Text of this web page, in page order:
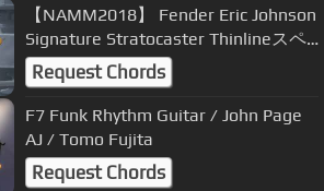
【NAMM2018】 Fender Eric Johnson
Signature Stratocaster Thinlineスペ
シャル・デモンストレーション by
TOMO FUJITA
Request Chords
F7 Funk Rhythm Guitar / John Page
AJ / Tomo Fujita
Request Chords